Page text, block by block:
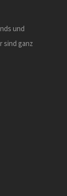
und
sind ganz